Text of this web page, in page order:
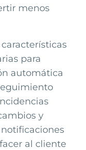
menos
para
automática
y
al cliente